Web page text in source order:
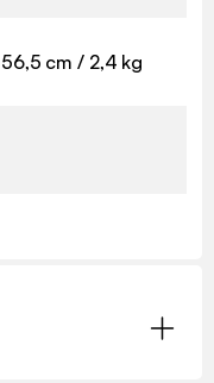
cm / 2,4 kg